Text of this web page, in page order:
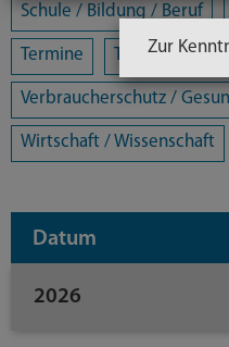
Schule / Bildung / Beruf
Termine Tiere
Verbraucherschutz /
Wirtschaft / Wissenschaft
Datum
2026
Zur